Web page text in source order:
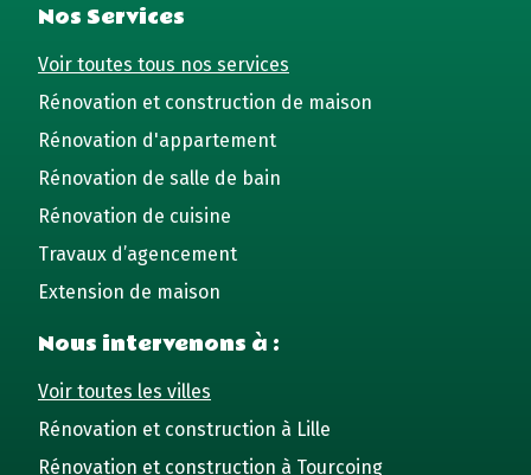
Nos Services
Voir toutes tous nos services
Rénovation et construction de maison
Rénovation d'appartement
Rénovation de salle de bain
Rénovation de cuisine
Travaux d’agencement
Extension de maison
Nous intervenons à :
Voir toutes les villes
Rénovation et construction à Lille
Rénovation et construction à Tourcoing